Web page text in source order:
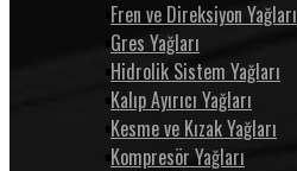
Fren ve Direksiyon Yağları
Gres Yağları
Hidrolik Sistem Yağları
Kalıp Ayırıcı Yağları
Kesme ve Kızak Yağları
Kompresör Yağları